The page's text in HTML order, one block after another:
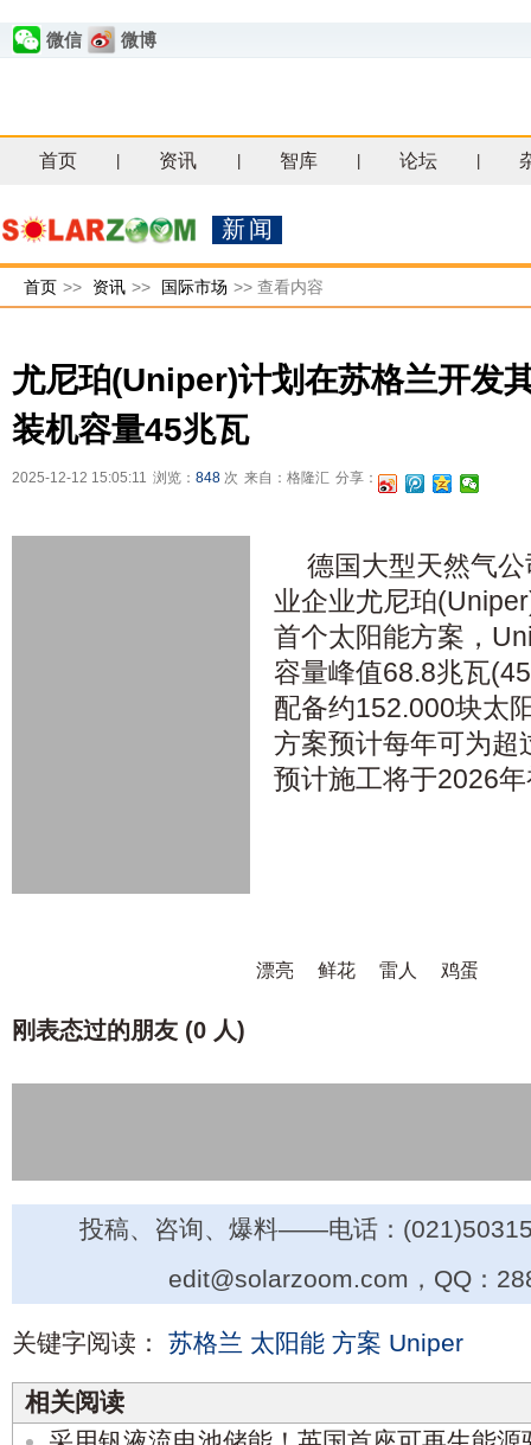
微信 微博
首页 资讯 智库 论坛
新闻
首页 >> 资讯 >> 国际市场 >> 查看内容
尤尼珀(Uniper)计划在苏格兰开发
装机容量45兆瓦
2025-12-12 15:05:11 浏览： 848 次 来自：格隆汇 分享：
德国大型天然气
业企业尤尼珀
首个太阳能方案，
容量峰值68.8兆瓦
配备约152.000块太
方案预计每年可为超
预计施工将于2026
漂亮 鲜花 雷人 鸡蛋
刚表态过的朋友 (0 人)
投稿、咨询、爆料——电话：
edit@solarzoom.com，QQ：
关键字阅读： 苏格兰 太阳能 方案 Uniper
相关阅读